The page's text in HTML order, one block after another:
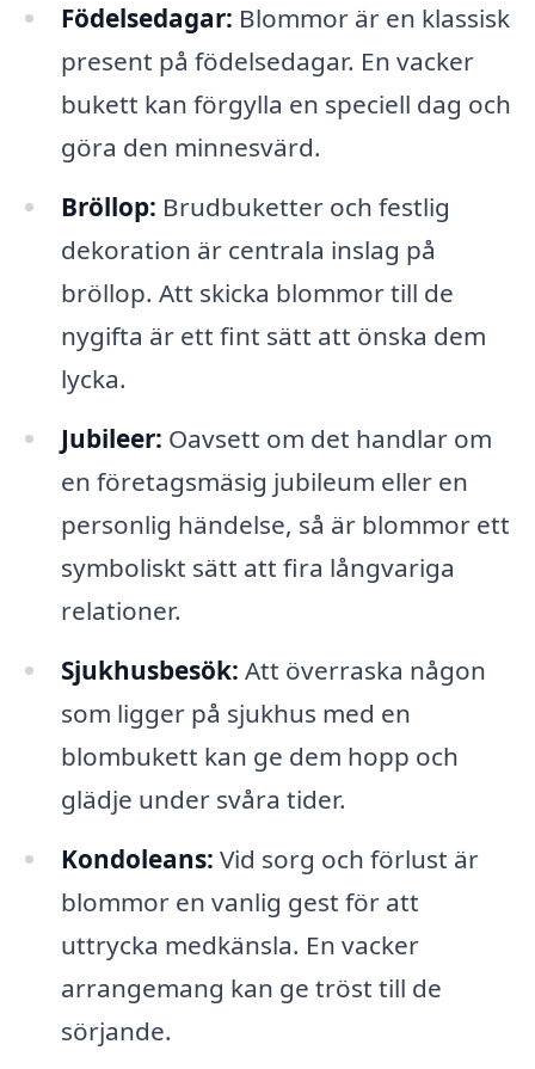
Födelsedagar: Blommor är en klassisk
present på födelsedagar. En vacker
bukett kan förgylla en speciell dag och
göra den minnesvärd.
Bröllop: Brudbuketter och festlig
dekoration är centrala inslag på
bröllop. Att skicka blommor till de
nygifta är ett fint sätt att önska dem
lycka.
Jubileer: Oavsett om det handlar om
en företagsmäsig jubileum eller en
personlig händelse, så är blommor ett
symboliskt sätt att fira långvariga
relationer.
Sjukhusbesök: Att överraska någon
som ligger på sjukhus med en
blombukett kan ge dem hopp och
glädje under svåra tider.
Kondoleans: Vid sorg och förlust är
blommor en vanlig gest för att
uttrycka medkänsla. En vacker
arrangemang kan ge tröst till de
sörjande.